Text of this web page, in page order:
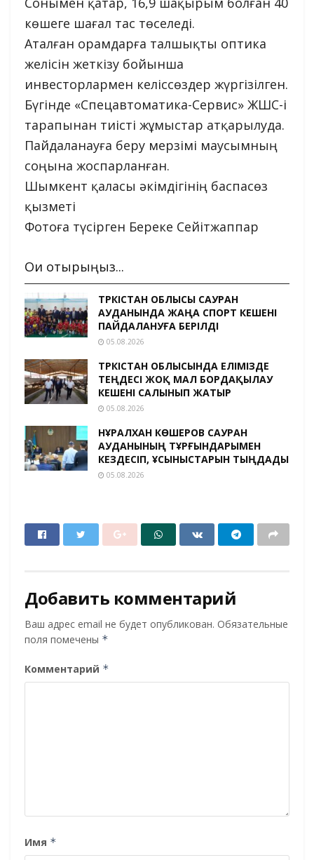
көшеге шағал тас төселеді.
Аталған орамдарға талшықты оптика
желісін жеткізу бойынша
инвесторлармен келіссөздер жүргізілген.
Бүгінде «Спецавтоматика-Сервис» ЖШС-і
тарапынан тиісті жұмыстар атқарылуда.
Пайдаланауға беру мерзімі маусымның
соңына жоспарланған.
Шымкент қаласы әкімдігінің баспасөз
қызметі
Фотоға түсірген Береке Сейітжаппар
Оқи отырыңыз...
ТҮРКІСТАН ОБЛЫСЫ САУРАН
АУДАНЫНДА ЖАҢА СПОРТ КЕШЕНІ
ПАЙДАЛАНУҒА БЕРІЛДІ
05.08.2026
ТҮРКІСТАН ОБЛЫСЫНДА ЕЛІМІЗДЕ
ТЕҢДЕСІ ЖОҚ МАЛ БОРДАҚЫЛАУ
КЕШЕНІ САЛЫНЫП ЖАТЫР
05.08.2026
НҰРАЛХАН КӨШЕРОВ САУРАН
АУДАНЫНЫҢ ТҰРҒЫНДАРЫМЕН
КЕЗДЕСІП, ҰСЫНЫСТАРЫН ТЫҢДАДЫ
05.08.2026
Добавить комментарий
Ваш адрес email не будет опубликован. Обязательные
поля помечены *
Комментарий *
Имя *